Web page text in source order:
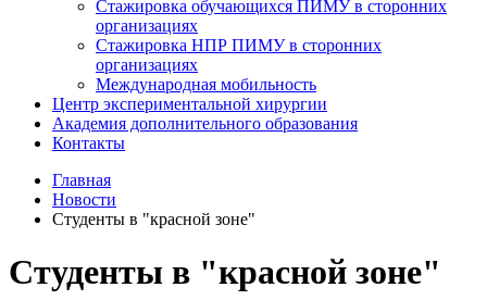
Стажировка обучающихся ПИМУ в сторонних
организациях
Стажировка НПР ПИМУ в сторонних
организациях
Международная мобильность
Центр экспериментальной хирургии
Академия дополнительного образования
Контакты
Главная
Новости
Студенты в "красной зоне"
Студенты в "красной зоне"